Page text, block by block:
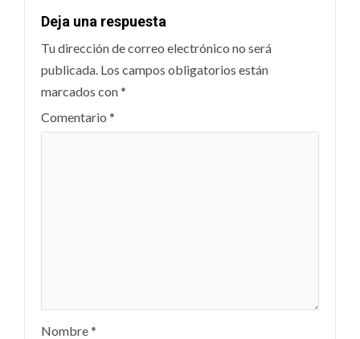
Deja una respuesta
Tu dirección de correo electrónico no será
publicada. Los campos obligatorios están
marcados con*
Comentario *
Nombre*